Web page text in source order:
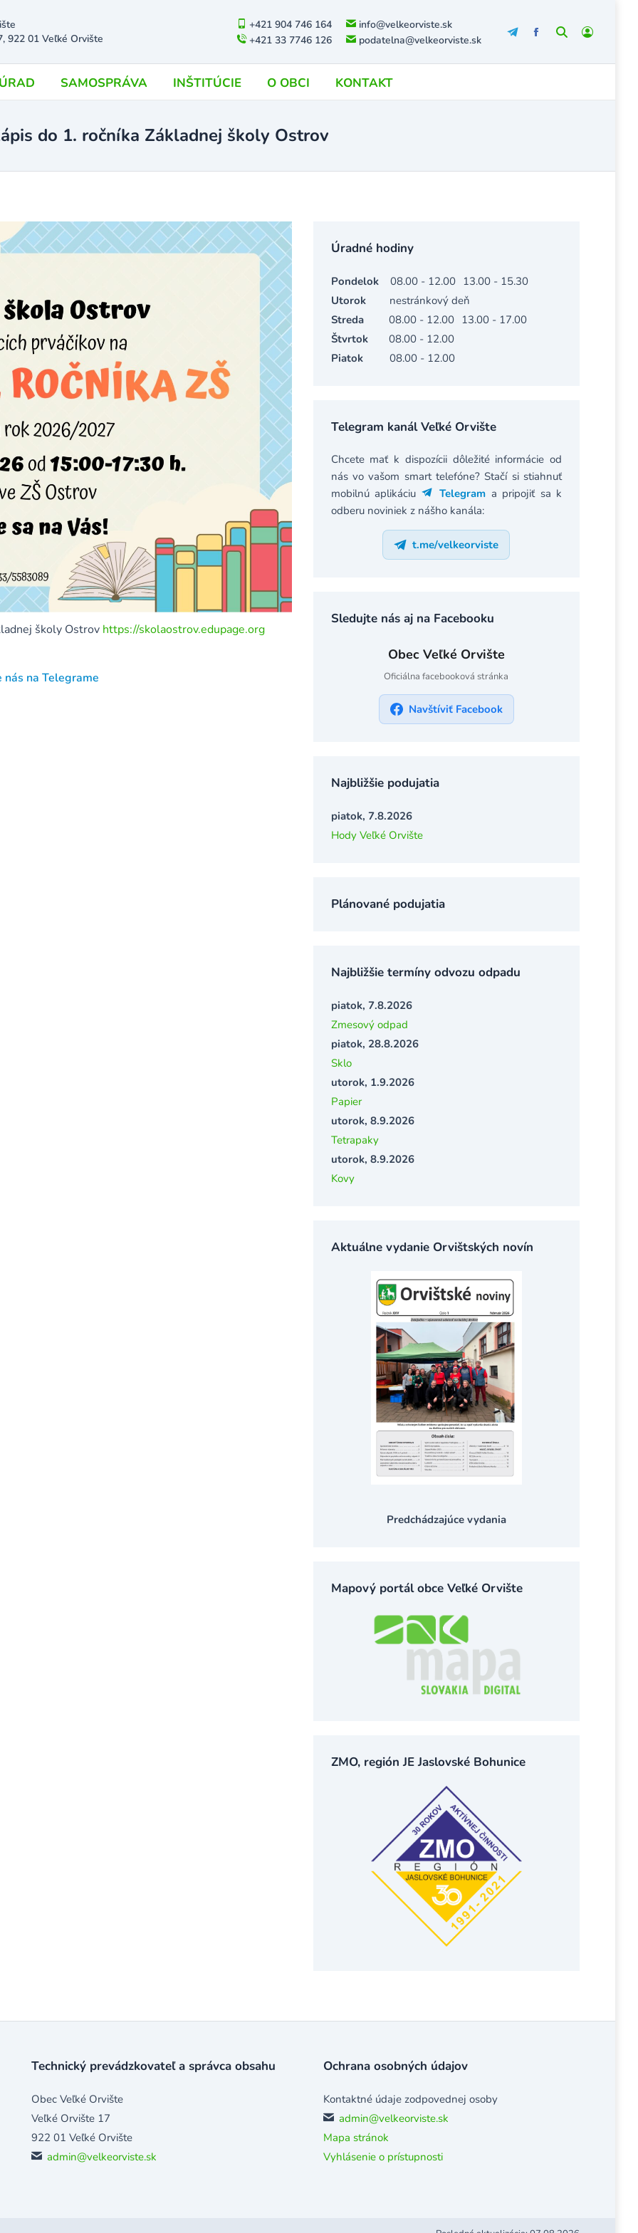
922 01 Veľké Orvište
+421 904 746 164
+421 33 7746 126
info@velkeorviste.sk
podatelna@velkeorviste.sk
Search:
ÚRAD SAMOSPRÁVA INŠTITÚCIE O OBCI KONTAKT
do 1. ročníka Základnej školy Ostrov
školy Ostrov https://skolaostrov.edupage.org
nás na Telegrame
Úradné hodiny
Pondelok 08.00 - 12.00 13.00 - 15.30
Utorok
nestránkový deň
Streda
08.00 - 12.00 13.00 - 17.00
Štvrtok
08.00 - 12.00
Piatok
08.00 - 12.00
Telegram kanál Veľké Orvište
Chcete mať k dispozícii dôležité informácie od
nás vo vašom smart telefóne? Stačí si stiahnuť
mobilnú aplikáciu
Telegram a pripojiť sa k
odberu noviniek z nášho kanála:
t.me/velkeorviste
Sledujte nás aj na Facebooku
Obec Veľké Orvište
Oficiálna facebooková stránka
Navštíviť Facebook
Najbližšie podujatia
piatok, 7.8.2026
Hody Veľké Orvište
Plánované podujatia
Najbližšie termíny odvozu odpadu
piatok, 7.8.2026
Zmesový odpad
piatok, 28.8.2026
Sklo
utorok, 1.9.2026
Papier
utorok, 8.9.2026
Tetrapaky
utorok, 8.9.2026
Kovy
Aktuálne vydanie Orvištských novín
Predchádzajúce vydania
Mapový portál obce Veľké Orvište
ZMO, región JE Jaslovské Bohunice
Technický prevádzkovateľ a správca obsahu
Obec Veľké Orvište
Veľké Orvište 17
922 01 Veľké Orvište
admin@velkeorviste.sk
Ochrana osobných údajov
Kontaktné údaje zodpovednej osoby
admin@velkeorviste.sk
Mapa stránok
Vyhlásenie o prístupnosti